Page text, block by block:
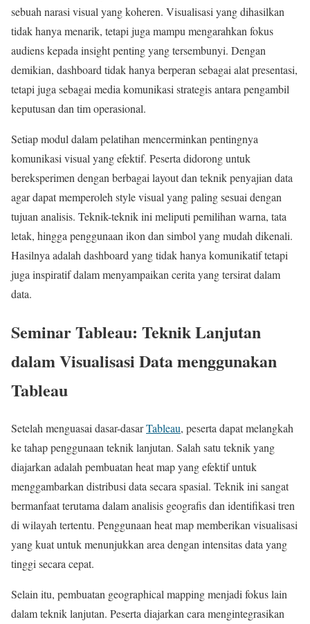
sebuah narasi visual yang koheren. Visualisasi yang dihasilkan
tidak hanya menarik, tetapi juga mampu mengarahkan fokus
audiens kepada insight penting yang tersembunyi. Dengan
demikian, dashboard tidak hanya berperan sebagai alat presentasi,
tetapi juga sebagai media komunikasi strategis antara pengambil
keputusan dan tim operasional.
Setiap modul dalam pelatihan mencerminkan pentingnya
komunikasi visual yang efektif. Peserta didorong untuk
bereksperimen dengan berbagai layout dan teknik penyajian data
agar dapat memperoleh style visual yang paling sesuai dengan
tujuan analisis. Teknik-teknik ini meliputi pemilihan warna, tata
letak, hingga penggunaan ikon dan simbol yang mudah dikenali.
Hasilnya adalah dashboard yang tidak hanya komunikatif tetapi
juga inspiratif dalam menyampaikan cerita yang tersirat dalam
data.
Seminar Tableau: Teknik Lanjutan
dalam Visualisasi Data menggunakan
Tableau
Setelah menguasai dasar-dasarTableau, peserta dapat melangkah
ke tahap penggunaan teknik lanjutan. Salah satu teknik yang
diajarkan adalah pembuatan heat map yang efektif untuk
menggambarkan distribusi data secara spasial. Teknik ini sangat
bermanfaat terutama dalam analisis geografis dan identifikasi tren
di wilayah tertentu. Penggunaan heat map memberikan visualisasi
yang kuat untuk menunjukkan area dengan intensitas data yang
tinggi secara cepat.
Selain itu, pembuatan geographical mapping menjadi fokus lain
dalam teknik lanjutan. Peserta diajarkan cara mengintegrasikan